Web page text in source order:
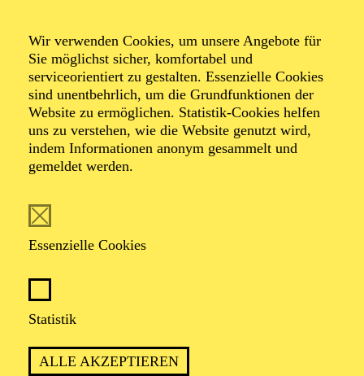
Wir verwenden Cookies, um unsere Angebote für
Sie möglichst sicher, komfortabel und
serviceorientiert zu gestalten. Essenzielle Cookies
sind unentbehrlich, um die Grundfunktionen der
Website zu ermöglichen. Statistik-Cookies helfen
uns zu verstehen, wie die Website genutzt wird,
indem Informationen anonym gesammelt und
gemeldet werden.
Essenzielle Cookies
Statistik
ALLE AKZEPTIEREN
Entertainment
Vivaldi tanzt!
TICKETS
2 Stunden, inkl. Pause